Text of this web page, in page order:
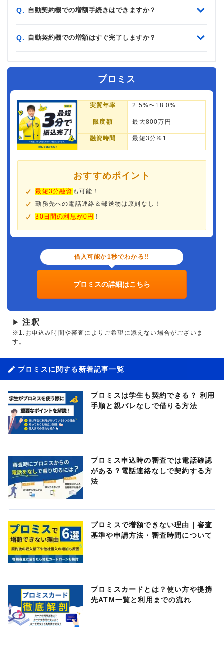
Q. 自動契約機での増額手続きはできますか？
Q. 自動契約機での増額はすぐ完了しますか？
プロミス
実質年率 2.5%〜18.0%
限度額 最大800万円
融資時間 最短3分※1
おすすめポイント
最短3分融資 も可能！
勤務先への電話連絡＆郵送物は原則なし！
30日間の利息が0円 ！
借入可能か1秒でわかる!!
プロミスの詳細はこちら
▶ 注釈
※1.お申込み時間や審査によりご希望に添えない場合がございま
す。
プロミスに関する新着記事一覧
プロミスは学生も契約できる？ 利用
手順と親バレなしで借りる方法
プロミス申込時の審査では電話確認
がある？電話連絡なしで契約する方
法
プロミスで増額できない理由｜審査
基準や申請方法・審査時間について
プロミスカードとは？使い方や提携
先ATM一覧と利用までの流れ